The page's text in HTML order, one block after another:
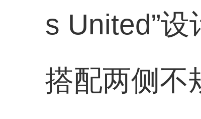
s United”
搭配两侧不